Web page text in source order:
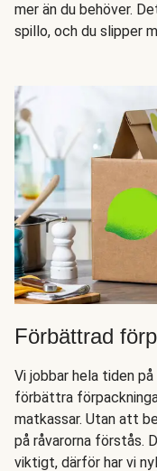
mer än du behöver.
spillo, och du slipper
Förbättrad
Vi jobbar hela tiden
förbättra
matkassar. Utan att
på råvarorna förstås.
viktigt, därför har vi